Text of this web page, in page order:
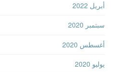
أبريل 2022
سبتمبر 2020
أغسطس 2020
يوليو 2020